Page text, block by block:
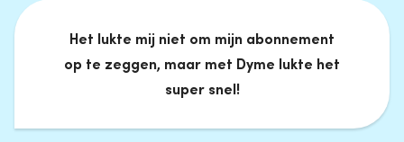
Het lukte mij niet om mijn abonnement
op te zeggen, maar met Dyme lukte het
super snel!